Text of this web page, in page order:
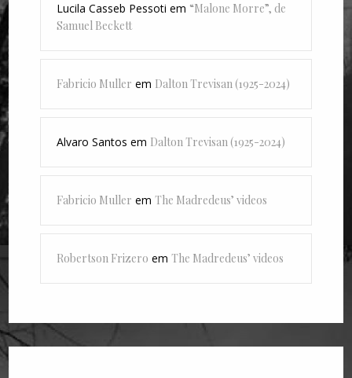
Lucila Casseb Pessoti em “Malone Morre”, de
Samuel Beckett
Fabricio Muller em Dalton Trevisan (1925-2024)
Alvaro Santos em Dalton Trevisan (1925-2024)
Fabricio Muller emThe Madredeus’ videos
Robertson Frizero emThe Madredeus’ videos